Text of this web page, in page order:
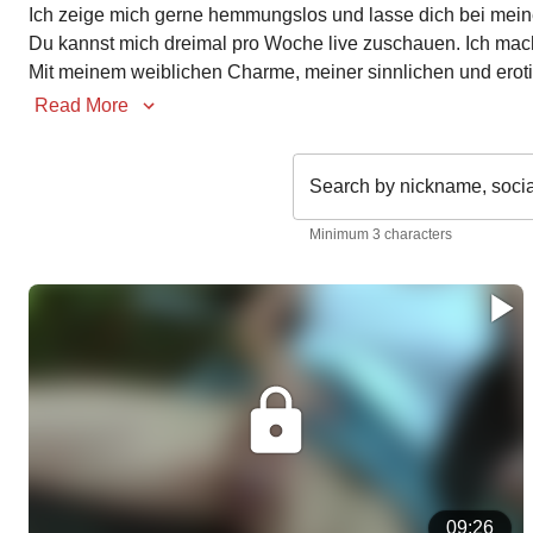
Ich zeige mich gerne hemmungslos und lasse dich bei
Du kannst mich dreimal pro Woche live zuschauen. Ich
Mit meinem weiblichen Charme, meiner sinnlichen und
Read More
Search by nickname,
Minimum 3 characters
09:26